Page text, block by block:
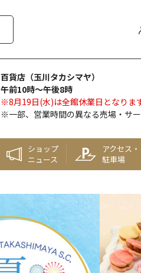
百貨店（玉川タカシマヤ）
午前10時～午後8時
※8月19日(水)は全館休業日となりま
※一部、営業時間の異なる売場・サ
ショップ
ニュース
アクセス・
駐車場